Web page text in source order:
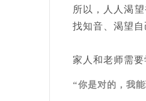
所以，人人渴
找知音、渴望
家人和老师需要
“你是对的，我